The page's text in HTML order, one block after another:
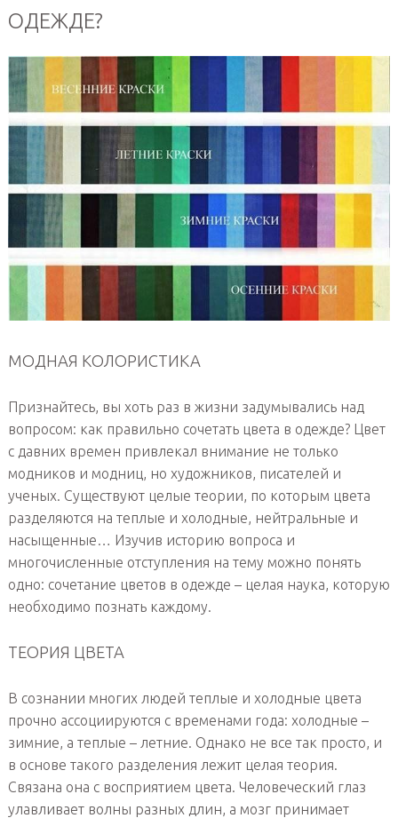
ОДЕЖДЕ?
МОДНАЯ КОЛОРИСТИКА
Признайтесь, вы хоть раз в жизни задумывались над
вопросом: как правильно сочетать цвета в одежде? Цвет
с давних времен привлекал внимание не только
модников и модниц, но художников, писателей и
ученых. Существуют целые теории, по которым цвета
разделяются на теплые и холодные, нейтральные и
насыщенные… Изучив историю вопроса и
многочисленные отступления на тему можно понять
одно: сочетание цветов в одежде – целая наука, которую
необходимо познать каждому.
ТЕОРИЯ ЦВЕТА
В сознании многих людей теплые и холодные цвета
прочно ассоциируются с временами года: холодные –
зимние, а теплые – летние. Однако не все так просто, и
в основе такого разделения лежит целая теория.
Связана она с восприятием цвета. Человеческий глаз
улавливает волны разных длин, а мозг принимает